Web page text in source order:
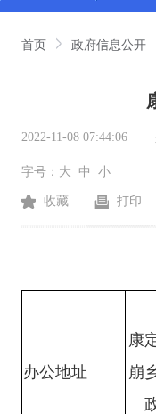
首页 政府信息公开
2022-11-08 07:44:06
字号： 大 中 小
收藏 打印
办公地址
康
崩